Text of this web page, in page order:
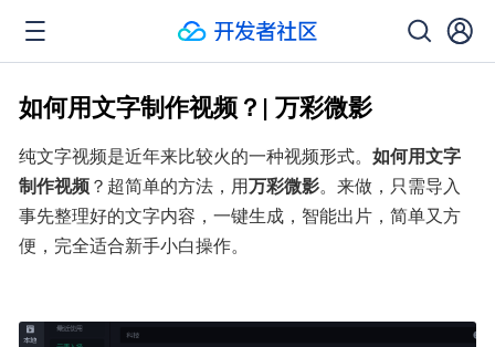
如何用文字制作视频？| 万彩微影
纯文字视频是近年来比较火的一种视频形式。 如何用文字
制作视频？超简单的方法，用万彩微影。来做，只需导入
事先整理好的文字内容，一键生成，智能出片，简单又方
便，完全适合新手小白操作。